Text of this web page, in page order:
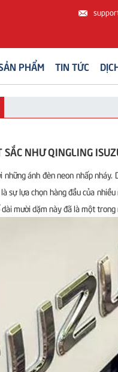
PHẨM TIN TỨC
NHƯ QINGLING
ánh đèn neon nhấp
sự lựa chọn hàng đầu của
mười dặm này đã là một